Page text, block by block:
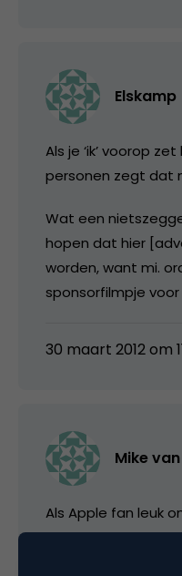
Elskamp
Als je ‘ik’ voorop
personen zegt dat
Wat een
hopen dat hier
worden, want mi.
sponsorfilmpje voor
30 maart 2012 om
Mike
Als Apple fan leuk
moet natuurlijk